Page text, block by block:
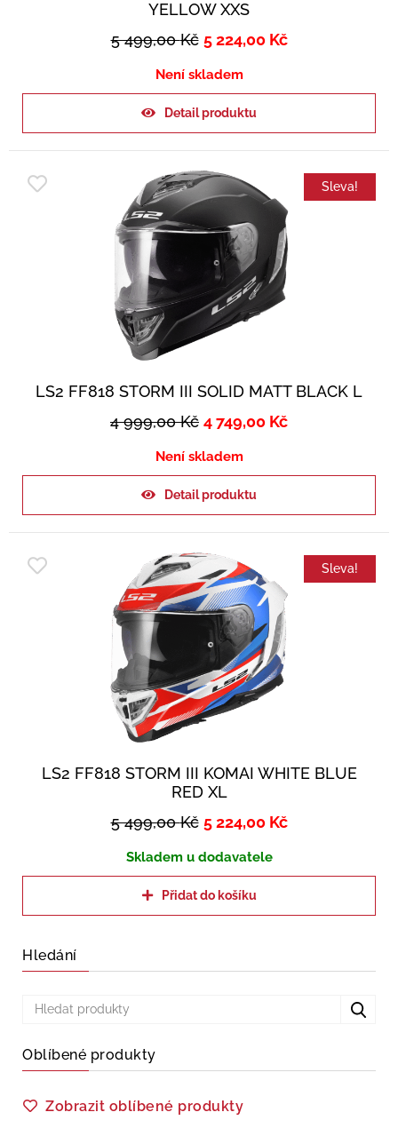
YELLOW XXS
5 499,00Kč 5 224,00 Kč
Není skladem
Detail produktu
Sleva!
LS2 FF818 STORM III SOLID MATT BLACK L
4 999,00Kč 4 749,00 Kč
Není skladem
Detail produktu
Sleva!
LS2 FF818 STORM III KOMAI WHITE BLUE
RED XL
5 499,00Kč 5 224,00 Kč
Skladem u dodavatele
Přidat do košíku
Hledání
Oblíbené produkty
Zobrazit oblíbené produkty